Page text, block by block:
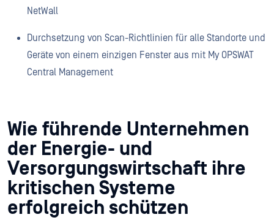
NetWall
Durchsetzung von Scan-Richtlinien für alle Standorte und
Geräte von einem einzigen Fenster aus mit My OPSWAT
Central Management
Wie führende Unternehmen
der Energie- und
Versorgungswirtschaft ihre
kritischen Systeme
erfolgreich schützen